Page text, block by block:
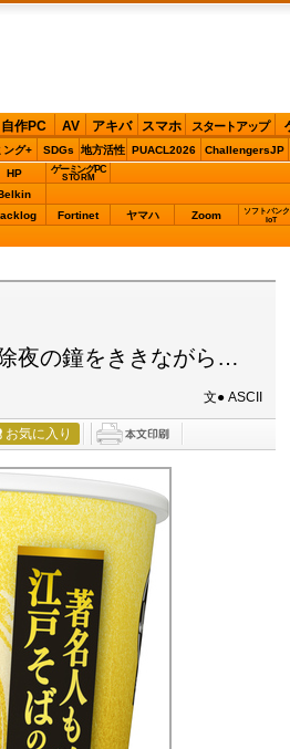
自作PC AV アキバ スマホ スタートアップ
ング+ SDGs 地方活性 PUACL2026 ChallengersJP
HP ゲーミングPC
STORM
Fortinet ヤマハ Zoom
ソフトバン
IoT
夜の鐘をききながら…
文● ASCII
お気に入り